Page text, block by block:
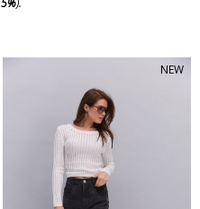
5%).
NEW